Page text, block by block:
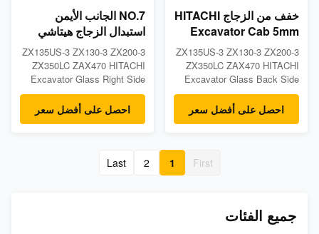
خفف من الزجاج HITACHI
Excavator Cab 5mm
استبدال النافذة الجانبية
الخلفية
ZX135US-3 ZX130-3 ZX200-3
ZX350LC ZAX470 HITACHI
Excavator Glass Back Side
NO.5 Tempered Glass
Product Descriptions
Tempered excavator cabin
models: ZX135US-3 ZX130-3
ZX200-3 ZX350LC ZAX470-
Packge ...
احصل على أفضل سعر
NO.7 الجانب الأيمن
استبدال الزجاج هيتاشي
حفارة 5 مم سميكة
ZX135US-3 ZX130-3 ZX200-3
ZX350LC ZAX470 HITACHI
Excavator Glass Right Side
NO.7 Tempered Glass
Product Descriptions
Tempered excavator cabin
ZX200-3 ZX350LC ZAX470 -
احصل على أفضل سعر
First
1
2
Last
جميع الفئات